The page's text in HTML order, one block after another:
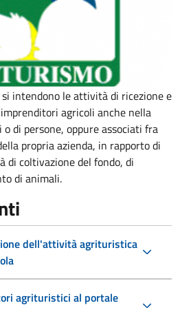
intendono le attività di ricezione e
agricoli anche nella
di persone, oppure associati fra
propria azienda, in rapporto di
di coltivazione del fondo, di
di animali.
dell'attività agrituristica
agrituristici al portale